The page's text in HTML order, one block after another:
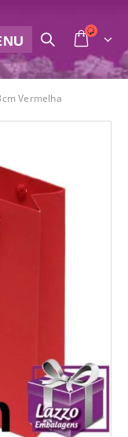
Vermelha